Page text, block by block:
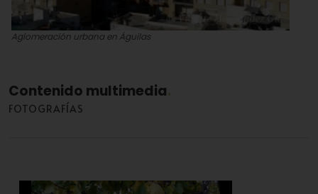
Aglomeración urbana en Águilas
Contenido multimedia
FOTOGRAFÍAS